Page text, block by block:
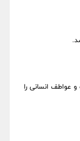
انسانی را